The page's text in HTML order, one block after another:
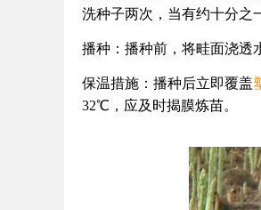
洗种子两次，当有约十分之
播种：播种前，将畦面浇透
保温措施：播种后立即覆盖
32℃，应及时揭膜炼苗。